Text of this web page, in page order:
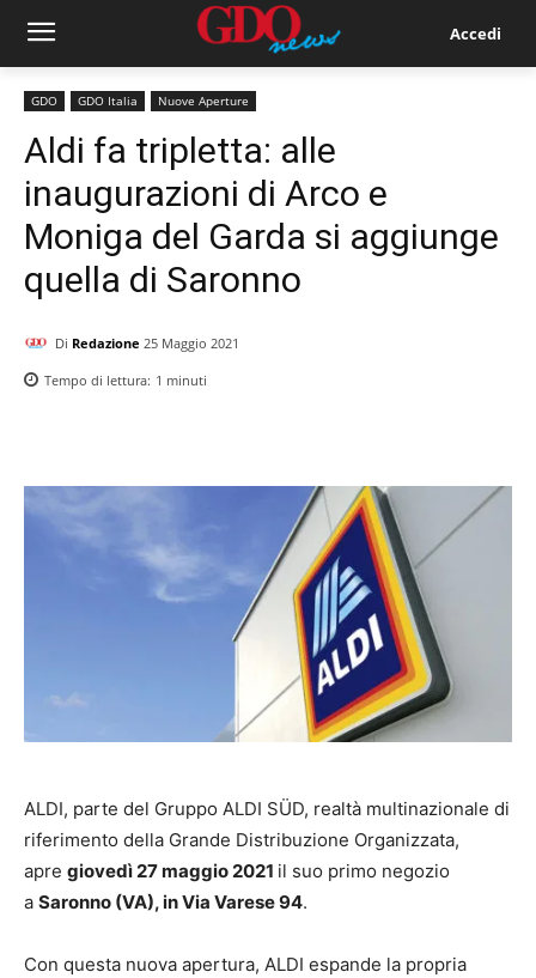
Accedi
GDO GDO Italia Nuove Aperture
Aldi fa tripletta: alle
inaugurazioni di Arco e
Moniga del Garda si aggiunge
quella di Saronno
Di Redazione 25 Maggio 2021
Tempo di lettura: 1 minuti
ALDI, parte del Gruppo ALDI SÜD, realtà multinazionale di
riferimento della Grande Distribuzione Organizzata,
apre giovedì 27 maggio 2021 il suo primo negozio
a Saronno (VA), in Via Varese 94.
Con questa nuova apertura, ALDI espande la propria